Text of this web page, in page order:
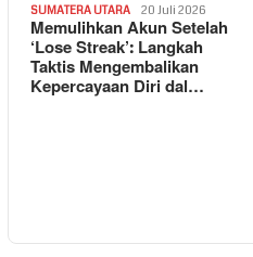
SUMATERA UTARA 20 Juli 2026
Memulihkan Akun Setelah
‘Lose Streak’: Langkah
Taktis Mengembalikan
Kepercayaan Diri dal…